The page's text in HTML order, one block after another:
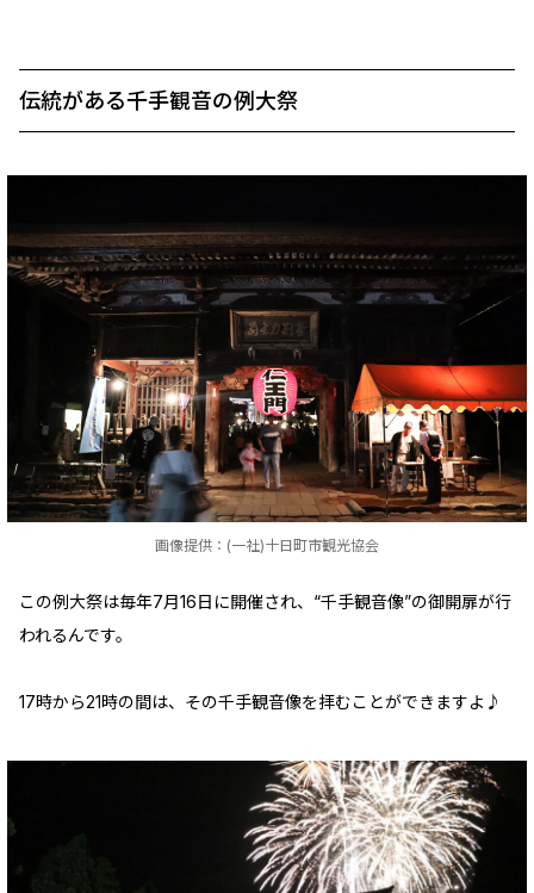
伝統がある千手観音の例大祭
画像提供：(一社)十日町市観光協会
この例大祭は毎年7月16日に開催され、“千手観音像”の御開扉が行
われるんです。
17時から21時の間は、その千手観音像を拝むことができますよ♪